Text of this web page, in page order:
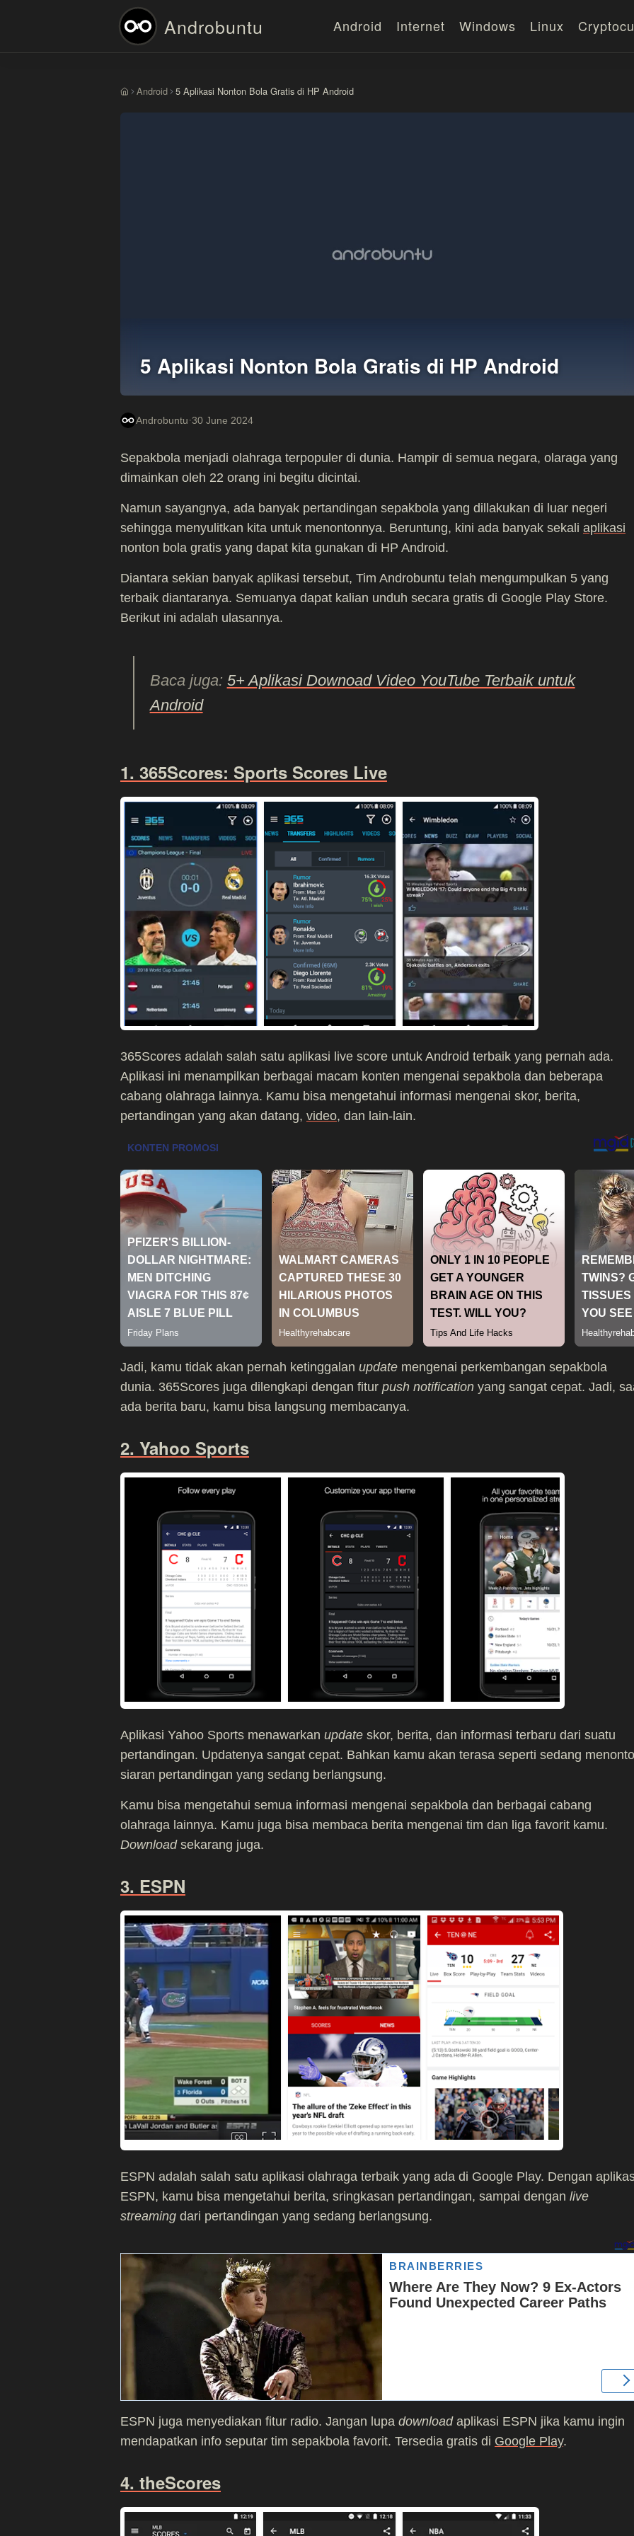
Androbuntu Android Internet Windows Linux
BerandaAndroid 5 Aplikasi Nonton Bola Gratis di HP Android
5 Aplikasi Nonton Bola Gratis di HP Android
Androbuntu·30 June 2024
Sepakbola menjadi olahraga terpopuler di dunia. Hampir di semua negara, olaraga yang
dimainkan oleh 22 orang ini begitu dicintai.
Namun sayangnya, ada banyak pertandingan sepakbola yang dillakukan di luar negeri
sehingga menyulitkan kita untuk menontonnya. Beruntung, kini ada banyak sekali aplikasi
nonton bola gratis yang dapat kita gunakan di HP Android.
Diantara sekian banyak aplikasi tersebut, Tim Androbuntu telah mengumpulkan 5 yang
terbaik diantaranya. Semuanya dapat kalian unduh secara gratis di Google Play Store.
Berikut ini adalah ulasannya.
Baca juga: 5+ Aplikasi Downoad Video YouTube Terbaik untuk
Android
1. 365Scores: Sports Scores Live
365Scores adalah salah satu aplikasi live score untuk Android terbaik yang pernah ada.
Aplikasi ini menampilkan berbagai macam konten mengenai sepakbola dan beberapa
cabang olahraga lainnya. Kamu bisa mengetahui informasi mengenai skor, berita,
pertandingan yang akan datang, video, dan lain-lain.
Jadi, kamu tidak akan pernah ketinggalan update mengenai perkembangan sepakbola
dunia. 365Scores juga dilengkapi dengan fitur push notification yang sangat cepat. Jadi,
ada berita baru, kamu bisa langsung membacanya.
2. Yahoo Sports
Aplikasi Yahoo Sports menawarkan update skor, berita, dan informasi terbaru dari suatu
pertandingan. Updatenya sangat cepat. Bahkan kamu akan terasa seperti sedang
siaran pertandingan yang sedang berlangsung.
Kamu bisa mengetahui semua informasi mengenai sepakbola dan berbagai cabang
olahraga lainnya. Kamu juga bisa membaca berita mengenai tim dan liga favorit kamu.
Downloadsekarang juga.
3. ESPN
ESPN adalah salah satu aplikasi olahraga terbaik yang ada di Google Play. Dengan
ESPN, kamu bisa mengetahui berita, sringkasan pertandingan, sampai dengan live
streaming dari pertandingan yang sedang berlangsung.
ESPN juga menyediakan fitur radio. Jangan lupa downloadaplikasi ESPN jika kamu ingin
mendapatkan info seputar tim sepakbola favorit. Tersedia gratis di Google Play.
4. theScores